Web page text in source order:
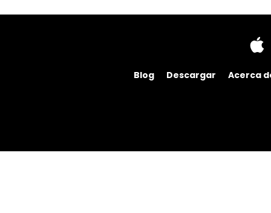
Blog Descargar Acerca